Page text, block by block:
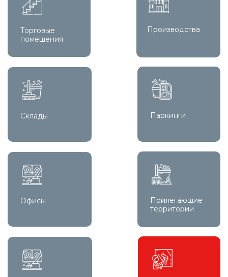
Торговые
помещения
Производства
Склады Паркинги
Офисы
Прилегающие
территории